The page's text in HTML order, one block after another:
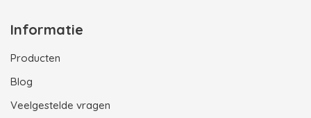
Informatie
Producten
Blog
Veelgestelde vragen